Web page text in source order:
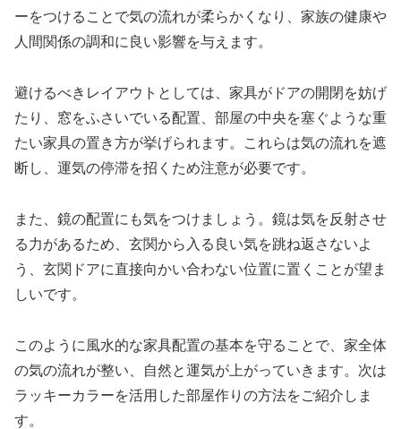
ーをつけることで気の流れが柔らかくなり、家族の健康や
人間関係の調和に良い影響を与えます。
避けるべきレイアウトとしては、家具がドアの開閉を妨げ
たり、窓をふさいでいる配置、部屋の中央を塞ぐような重
たい家具の置き方が挙げられます。これらは気の流れを遮
断し、運気の停滞を招くため注意が必要です。
また、鏡の配置にも気をつけましょう。鏡は気を反射させ
る力があるため、玄関から入る良い気を跳ね返さないよ
う、玄関ドアに直接向かい合わない位置に置くことが望ま
しいです。
このように風水的な家具配置の基本を守ることで、家全体
の気の流れが整い、自然と運気が上がっていきます。次は
ラッキーカラーを活用した部屋作りの方法をご紹介しま
す。